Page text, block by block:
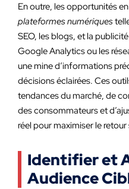
En outre, les opportunités
plateformes numériques
SEO, les blogs, et la
Google Analytics ou les
une mine d’informations
décisions éclairées. Ces
tendances du marché, de
des consommateurs et
réel pour maximiser le
Identifier et
Audience